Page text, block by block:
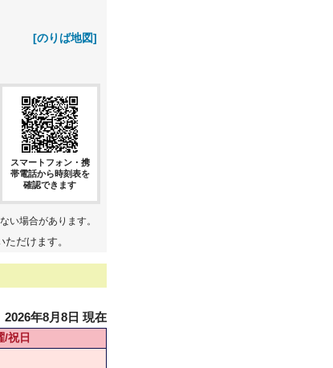
[のりば地図]
スマートフォン・携
帯電話から時刻表を
確認できます
い場合があります。
だけます。
2026年8月8日 現在
/祝日